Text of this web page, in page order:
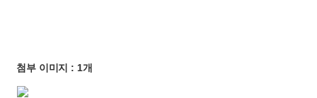
첨부 이미지 : 1개